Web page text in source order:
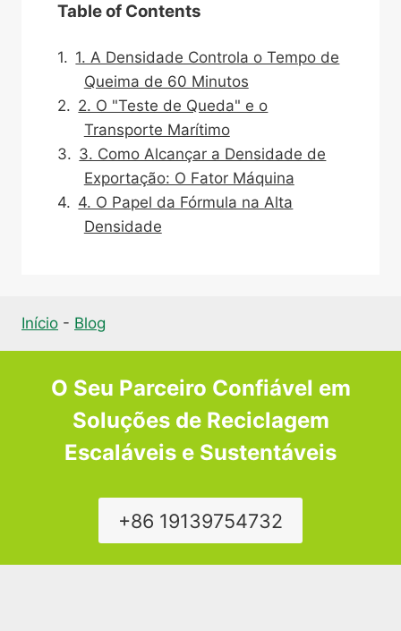
Table of Contents
1. A Densidade Controla o Tempo de
Queima de 60 Minutos
2. O "Teste de Queda" e o
Transporte Marítimo
3. Como Alcançar a Densidade de
Exportação: O Fator Máquina
4. O Papel da Fórmula na Alta
Densidade
Início - Blog
O Seu Parceiro Confiável em
Soluções de Reciclagem
Escaláveis e Sustentáveis
+86 19139754732